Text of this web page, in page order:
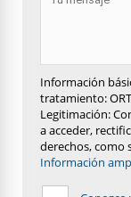
Información
tratamiento:
Legitimación:
a acceder,
derechos, como
Información